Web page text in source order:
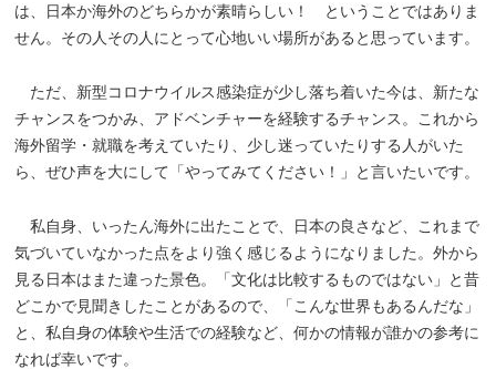
は、日本か海外のどちらかが素晴らしい！ ということではありま
せん。その人その人にとって心地いい場所があると思っています。
ただ、新型コロナウイルス感染症が少し落ち着いた今は、新たな
チャンスをつかみ、アドベンチャーを経験するチャンス。これから
海外留学・就職を考えていたり、少し迷っていたりする人がいた
ら、ぜひ声を大にして「やってみてください！」と言いたいです。
私自身、いったん海外に出たことで、日本の良さなど、これまで
気づいていなかった点をより強く感じるようになりました。外から
見る日本はまた違った景色。「文化は比較するものではない」と昔
どこかで見聞きしたことがあるので、「こんな世界もあるんだな」
と、私自身の体験や生活での経験など、何かの情報が誰かの参考に
なれば幸いです。